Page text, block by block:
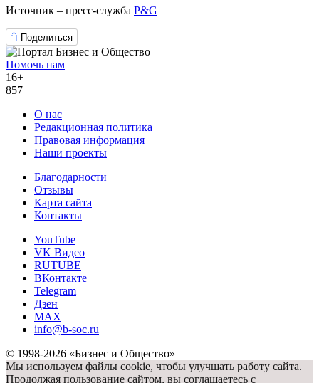
Источник – пресс-служба P&G
Поделиться
Помочь нам
16+
857
О нас
Редакционная политика
Правовая информация
Наши проекты
Благодарности
Отзывы
Карта сайта
Контакты
YouTube
VK Видео
RUTUBE
ВКонтакте
Telegram
Дзен
MAX
info@b-soc.ru
© 1998-2026 «Бизнес и Общество»
Мы используем файлы cookie, чтобы улучшать работу сайта.
Продолжая пользование сайтом, вы соглашаетесь с